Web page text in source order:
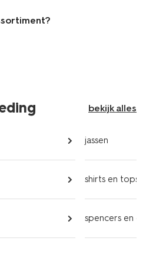
bekijk alles
jassen
shirts en tops
spencers en